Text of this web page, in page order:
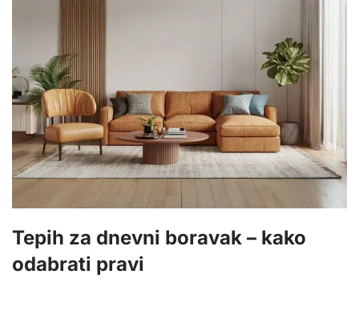
Tepih za dnevni boravak – kako
odabrati pravi